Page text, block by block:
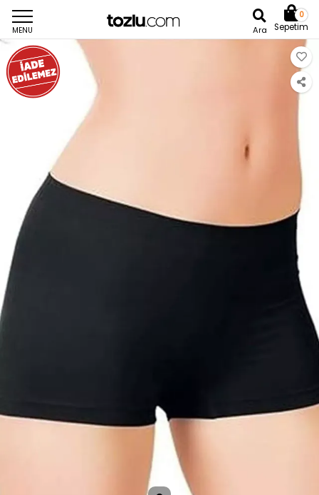
MENU Ara
0
Sepetim